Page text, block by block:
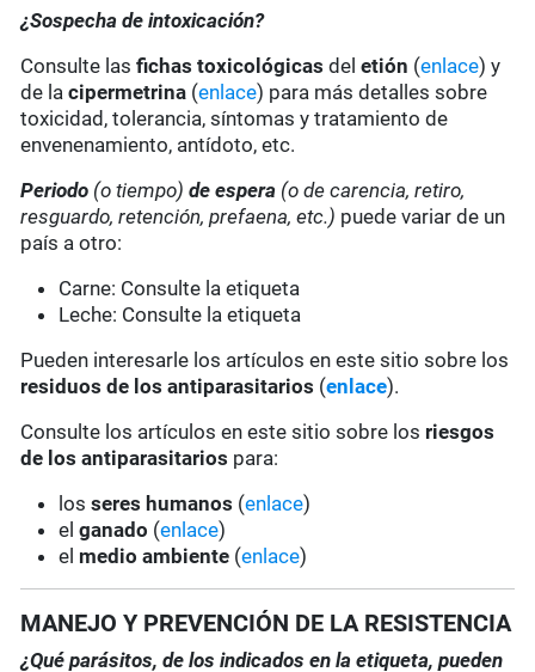
¿Sospecha de intoxicación?
Consulte lasfichas toxicológicas deletión (enlace) y
de lacipermetrina (enlace) para más detalles sobre
toxicidad, tolerancia, síntomas y tratamiento de
envenenamiento, antídoto, etc.
Periodo (o tiempo) de espera (o de carencia, retiro,
resguardo, retención, prefaena, etc.) puede variar de un
país a otro:
Carne: Consulte la etiqueta
Leche: Consulte la etiqueta
Pueden interesarle los artículos en este sitio sobre los
residuos de los antiparasitarios (enlace).
Consulte los artículos en este sitio sobre los riesgos
de los antiparasitarios para:
losseres humanos (enlace)
elganado (enlace)
el medio ambiente (enlace)
MANEJO Y PREVENCIÓN DE LA RESISTENCIA
¿Qué parásitos, de los indicados en la etiqueta, pueden